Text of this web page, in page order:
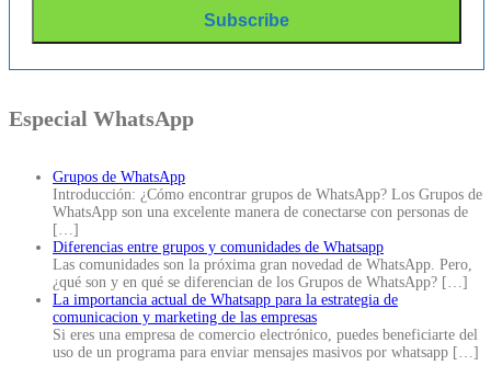
Especial WhatsApp
Grupos de WhatsApp
Introducción: ¿Cómo encontrar grupos de WhatsApp? Los Grupos de
WhatsApp son una excelente manera de conectarse con personas de
[…]
Diferencias entre grupos y comunidades de Whatsapp
Las comunidades son la próxima gran novedad de WhatsApp. Pero,
¿qué son y en qué se diferencian de los Grupos de WhatsApp? […]
La importancia actual de Whatsapp para la estrategia de
comunicacion y marketing de las empresas
Si eres una empresa de comercio electrónico, puedes beneficiarte del
uso de un programa para enviar mensajes masivos por whatsapp […]